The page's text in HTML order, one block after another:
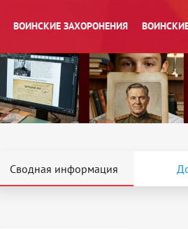
ВОИНСКИЕ ЗАХОРОНЕНИЯ
Сводная информация